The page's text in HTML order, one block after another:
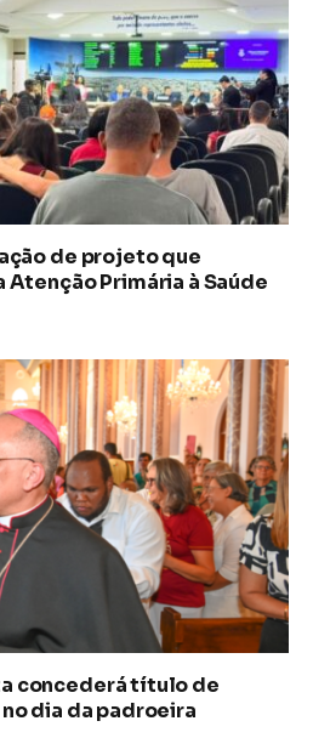
de projeto que
Primária à Saúde
concederá título de
dia da padroeira